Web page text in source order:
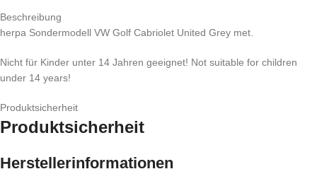
Beschreibung
herpa Sondermodell VW Golf Cabriolet United Grey met.
Nicht für Kinder unter 14 Jahren geeignet! Not suitable for children
under 14 years!
Produktsicherheit
Produktsicherheit
Herstellerinformationen